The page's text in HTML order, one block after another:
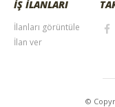
İŞ İLANLARI
İlanları görüntüle
İlan ver
©